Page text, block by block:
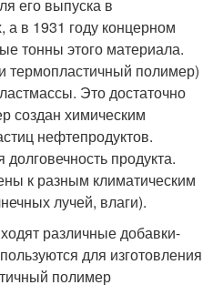
его выпуска в
в 1931 году концерном
тонны этого материала.
термопластичный полимер)
Это достаточно
создан химическим
нефтепродуктов.
продукта.
к разным климатическим
лучей, влаги).
различные добавки-
для изготовления
полимер